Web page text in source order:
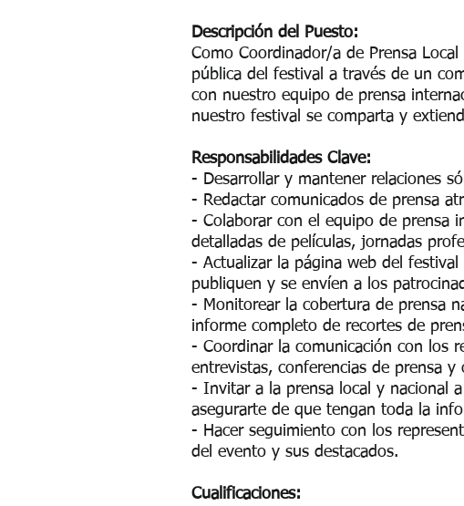
Descripción del Puesto:
Como Coordinador/a de Prensa
pública del festival a través de un
con nuestro equipo de prensa
nuestro festival se comparta y
Responsabilidades Clave:
- Desarrollar y mantener relaciones
- Redactar comunicados de prensa
- Colaborar con el equipo de prensa
detalladas de películas, jornadas
- Actualizar la página web del
publiquen y se envíen a los
- Monitorear la cobertura de prensa
informe completo de recortes de
- Coordinar la comunicación con los
entrevistas, conferencias de prensa
- Invitar a la prensa local y nacional
asegurarte de que tengan toda la
- Hacer seguimiento con los
del evento y sus destacados.
Cualificaciones: